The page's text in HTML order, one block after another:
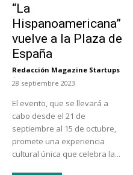
“La
Hispanoamericana”
vuelve a la Plaza de
España
Redacción Magazine Startups
-
28 septiembre 2023
El evento, que se llevará a
cabo desde el 21 de
septiembre al 15 de octubre,
promete una experiencia
cultural única que celebra la...